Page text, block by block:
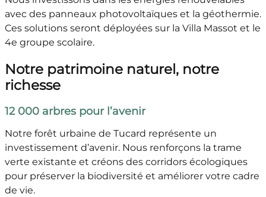
avec des panneaux photovoltaïques et la géothermie.
Ces solutions seront déployées sur la Villa Massot et le
4e groupe scolaire.
Notre patrimoine naturel, notre
richesse
12 000 arbres pour l’avenir
Notre forêt urbaine de Tucard représente un
investissement d’avenir. Nous renforçons la trame
verte existante et créons des corridors écologiques
pour préserver la biodiversité et améliorer votre cadre
de vie.